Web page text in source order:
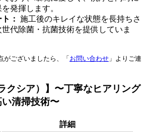
発揮します。
： 施工後のキレイな状態を長持ちさ
代除菌・抗菌技術を提供していま
がございましたら、「 お問い合わせ 」よりご連
クシア）】〜丁寧なヒアリング
清掃技術〜
詳細